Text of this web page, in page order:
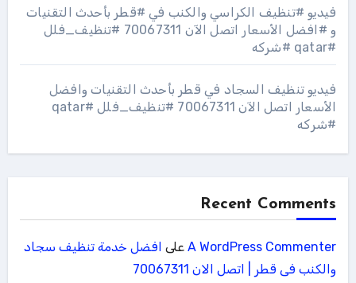
فيديو #تنظيف الكراسي والكنب في #قطر بأحدث التقنيات
و #افضل الأسعار اتصل الآن 70067311 #تنظيف_فلل
#qatar #شركه
فيديو تنظيف السجاد في قطر بأحدث التقنيات وافضل
الأسعار اتصل الآن 70067311 #تنظيف_فلل #qatar
#شركه
Recent Comments
A WordPress Commenterعلى افضل خدمة تنظيف سجاد
والكنب فى قطر | اتصل الان 70067311